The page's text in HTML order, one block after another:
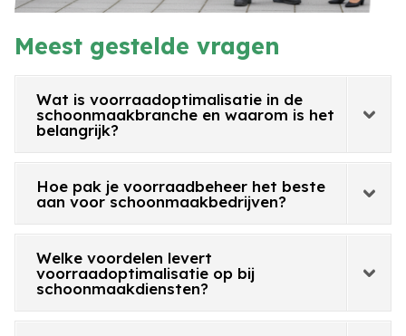
Meest gestelde vragen
Wat is voorraadoptimalisatie in de
schoonmaakbranche en waarom is het
belangrijk?
Hoe pak je voorraadbeheer het beste
aan voor schoonmaakbedrijven?
Welke voordelen levert
voorraadoptimalisatie op bij
schoonmaakdiensten?